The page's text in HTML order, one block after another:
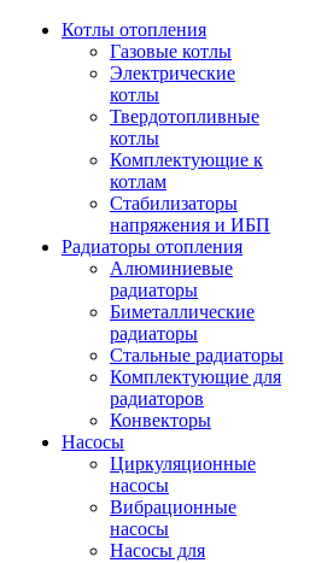
Котлы отопления
Газовые котлы
Электрические
котлы
Твердотопливные
котлы
Комплектующие к
котлам
Стабилизаторы
напряжения и ИБП
Радиаторы отопления
Алюминиевые
радиаторы
Биметаллические
радиаторы
Стальные радиаторы
Комплектующие для
радиаторов
Конвекторы
Насосы
Циркуляционные
насосы
Вибрационные
насосы
Насосы для